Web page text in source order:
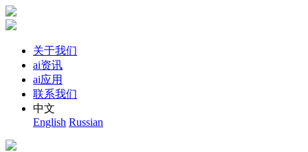
关于我们
ai资讯
ai应用
联系我们
中文
English Russian